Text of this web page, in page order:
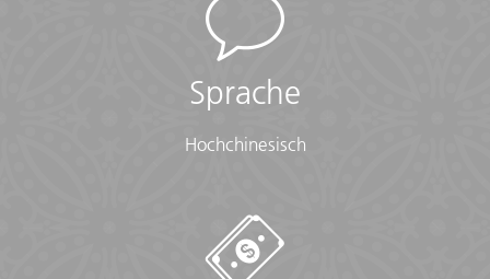
Sprache
Hochchinesisch